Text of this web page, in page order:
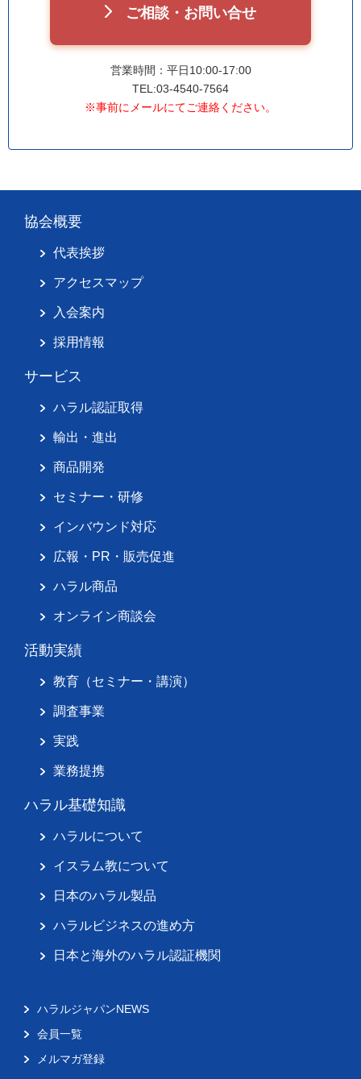
ご相談・お問い合せ
営業時間：平日10:00-17:00
TEL:03-4540-7564
※事前にメールにてご連絡ください。
協会概要
代表挨拶
アクセスマップ
入会案内
採用情報
サービス
ハラル認証取得
輸出・進出
商品開発
セミナー・研修
インバウンド対応
広報・PR・販売促進
ハラル商品
オンライン商談会
活動実績
教育（セミナー・講演）
調査事業
実践
業務提携
ハラル基礎知識
ハラルについて
イスラム教について
日本のハラル製品
ハラルビジネスの進め方
日本と海外のハラル認証機関
ハラルジャパンNEWS
会員一覧
メルマガ登録